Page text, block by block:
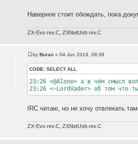
Наверное стоит обождать, пока
ZX-Evo rev.C, ZXNetUsb rev.С
byBuran » 04 Jun 2019, 09:38
CODE:SELECT ALL
23:26 <@Alone> а в чём смысл
23:26 <~LordVader> об том что
IRC читаю, но не хочу отвлекать
ZX-Evo rev.C, ZXNetUsb rev.С